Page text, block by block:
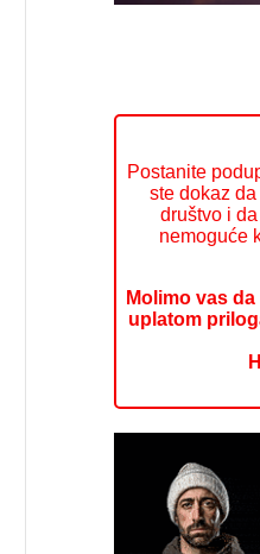
Postanite
ste dokaz
društvo i
nemoguće
Molimo vas
uplatom